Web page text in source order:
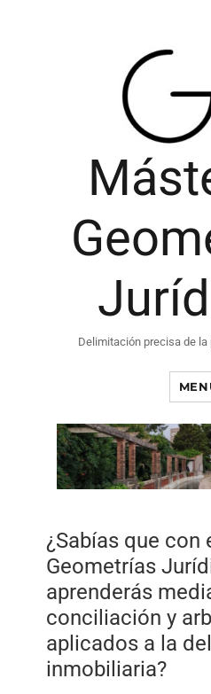
Delimitación precisa de
¿Sabías que con
Geometrías
aprenderás
conciliación y
aplicados a la
inmobiliaria?